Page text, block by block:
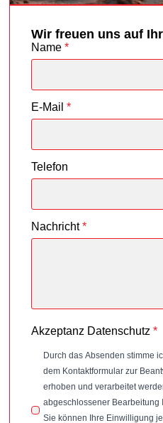
Wir freuen uns auf
Name *
E-Mail *
Telefon
Nachricht *
Akzeptanz Datenschutz *
Durch das Absenden stimme
dem Kontaktformular zur
erhoben und verarbeitet
abgeschlossener Bearbeitung Ihrer
Sie können Ihre Einwilligung